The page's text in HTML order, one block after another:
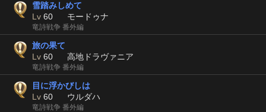
雪踏みしめて
Lv 60 モードゥナ
竜詩戦争 番外編
旅の果て
Lv 60 高地ドラヴァニア
竜詩戦争 番外編
目に浮かびしは
Lv 60 ウルダハ
竜詩戦争 番外編